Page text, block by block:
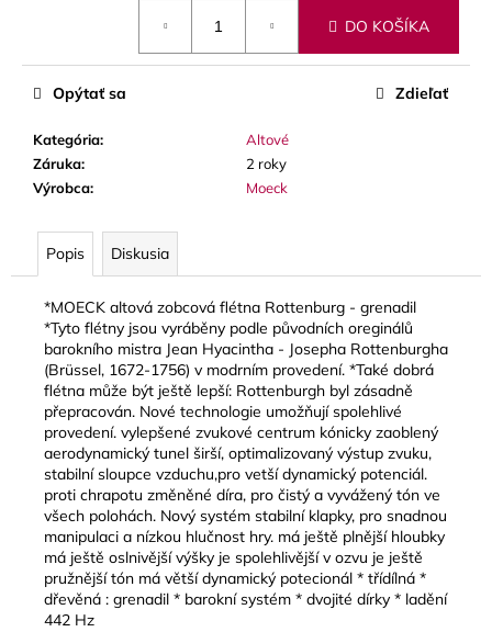
DO KOŠÍKA
Kategória:
Altové
Záruka:
2 roky
Výrobca: Moeck
Opýtať sa Zdieľať
Popis Diskusia
*MOECK altová zobcová flétna Rottenburg - grenadil
*Tyto flétny jsou vyráběny podle původních oreginálů
barokního mistra Jean Hyacintha - Josepha Rottenburgha
(Brüssel, 1672-1756) v modrním provedení. *Také dobrá
flétna může být ještě lepší: Rottenburgh byl zásadně
přepracován. Nové technologie umožňují spolehlivé
provedení. vylepšené zvukové centrum kónicky zaoblený
aerodynamický tunel širší, optimalizovaný výstup zvuku,
stabilní sloupce vzduchu,pro vetší dynamický potenciál.
proti chrapotu změněné díra, pro čistý a vyvážený tón ve
všech polohách. Nový systém stabilní klapky, pro snadnou
manipulaci a nízkou hlučnost hry. má ještě plnější hloubky
má ještě oslnivější výšky je spolehlivější v ozvu je ještě
pružnější tón má větší dynamický potecionál * třídílná *
dřevěná : grenadil * barokní systém * dvojité dírky * ladění
442 Hz
a
m
LUPIFARO
CLASSIC
NA
ALT
SAXOFÓN
3,90